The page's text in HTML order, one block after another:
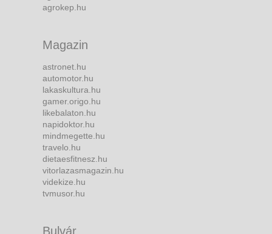
agrokep.hu
Magazin
astronet.hu
automotor.hu
lakaskultura.hu
gamer.origo.hu
likebalaton.hu
napidoktor.hu
mindmegette.hu
travelo.hu
dietaesfitnesz.hu
vitorlazasmagazin.hu
videkize.hu
tvmusor.hu
Bulvár